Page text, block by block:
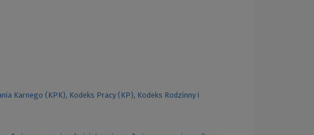
Karnego (KPK), Kodeks Pracy (KP), Kodeks Rodzinny i